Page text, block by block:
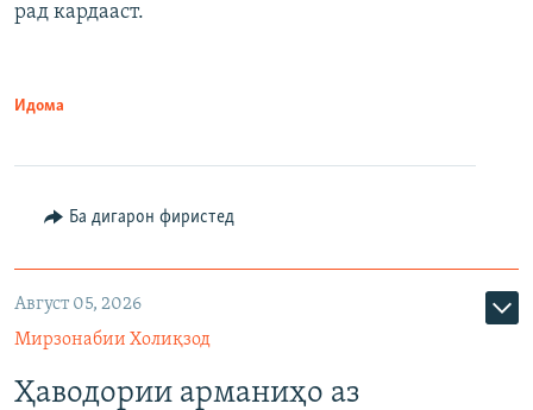
рад кардааст.
Идома
Ба дигарон фиристед
Август 05, 2026
Мирзонабии Холиқзод
Ҳаводории арманиҳо аз